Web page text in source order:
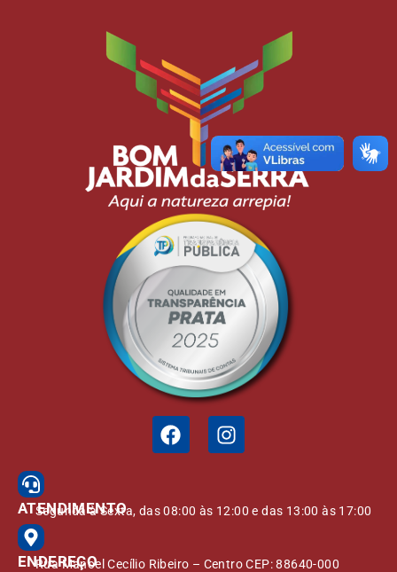
ATENDIMENTO
Segunda à Sexta, das 08:00 às 12:00 e das 13:00 às 17:00
ENDEREÇO
Rua Manoel Cecílio Ribeiro – Centro CEP: 88640-000